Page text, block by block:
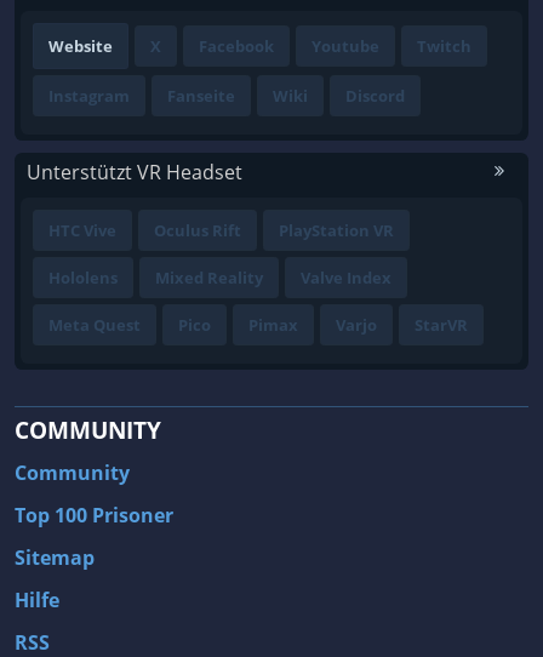
Website X Facebook Youtube Twitch
Instagram Fanseite Wiki Discord
Unterstützt VR Headset
HTC Vive Oculus Rift PlayStation VR
Hololens Mixed Reality Valve Index
Meta Quest Pico Pimax Varjo StarVR
COMMUNITY
Community
Top 100 Prisoner
Sitemap
Hilfe
RSS